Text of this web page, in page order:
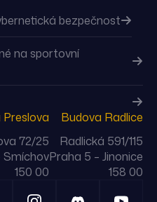
bezpečnost
na sportovní
72/25
Smíchov
150 00
Budova Radlice
Radlická 591/115
Praha 5 – Jinonice
158 00